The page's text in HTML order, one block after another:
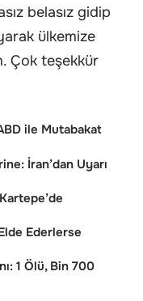
belasız gidip
ülkemize
Çok teşekkür
ile Mutabakat
İran’dan Uyarı
Ederlerse
1 Ölü, Bin 700